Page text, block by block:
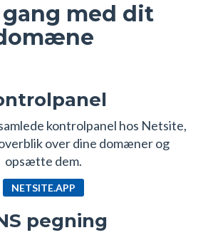
gang med dit
kontrolpanel hos Netsite,
over dine domæner og
opsætte dem.
NETSITE.APP
pegning